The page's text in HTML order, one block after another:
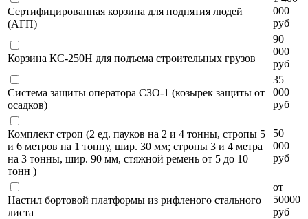
Сертифицированная корзина для поднятия людей
(АГП)
000
руб
Корзина КС-250Н для подъема строительных грузов
90
000
руб
Система защиты оператора СЗО-1 (козырек защиты от
осадков)
35
000
руб
Комплект строп (2 ед. пауков на 2 и 4 тонны, стропы 5
и 6 метров на 1 тонну, шир. 30 мм; стропы 3 и 4 метра
на 3 тонны, шир. 90 мм, стяжной ремень от 5 до 10
тонн )
50
000
руб
Настил бортовой платформы из рифленого стального
листа
от
50000
руб